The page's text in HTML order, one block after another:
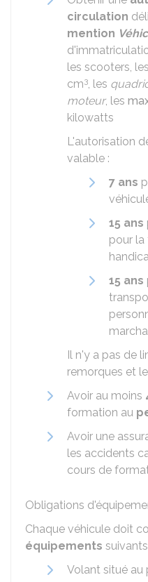
circulation
mention
les scooters,
cm3, les
moteur, les
kilowatts
L'autorisation
valable :
7 ans
15 ans
pour la
15 ans
Il n'y a pas de
remorques et
Avoir au moins
formation au
Avoir une
les accidents
cours de
Obligations
Chaque véhicule doit
équipements
Volant situé au